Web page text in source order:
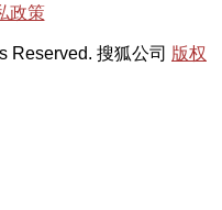
政策
Reserved. 搜狐公司 版权